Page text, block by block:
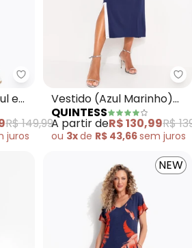
Quintess - Vestido (Listrado
e
R$ 149,99
juros
Vestido (Azul Marinho)
em Malha de Viscose
QUINTESS
A partir deR$ 130,99R$
ou 3xde R$ 43,66sem juros
NEW